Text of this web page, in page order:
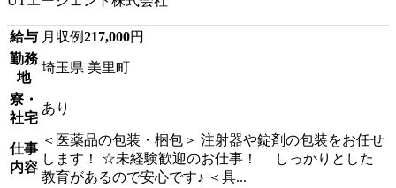
給与 月収例217,000円
勤務
地
埼玉県 美里町
寮・
社宅
あり
仕事
内容
＜医薬品の包装・梱包＞ 注射器や錠剤の包装をお任せ
します！ ☆未経験歓迎のお仕事！ しっかりとした
教育があるので安心です♪ ＜具...